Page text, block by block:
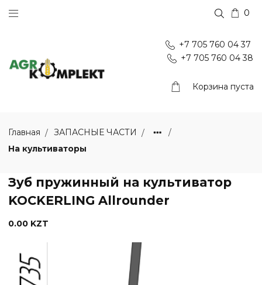
0
+7 705 760 04 37
+7 705 760 04 38
Корзина пуста
Главная
ЗАПАСНЫЕ ЧАСТИ
На культиваторы
Зуб пружинный на культиватор
KOCKERLING Allrounder
0.00 KZT